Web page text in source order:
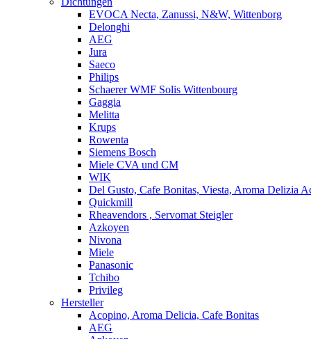
EVOCA Necta, Zanussi, N&W, Wittenborg
Delonghi
AEG
Jura
Saeco
Philips
Schaerer WMF Solis Wittenbourg
Gaggia
Melitta
Krups
Rowenta
Siemens Bosch
Miele CVA und CM
WIK
Del Gusto, Cafe Bonitas, Viesta, Aroma Delizia
Quickmill
Rheavendors , Servomat Steigler
Azkoyen
Nivona
Miele
Panasonic
Tchibo
Privileg
Hersteller
Acopino, Aroma Delicia, Cafe Bonitas
AEG